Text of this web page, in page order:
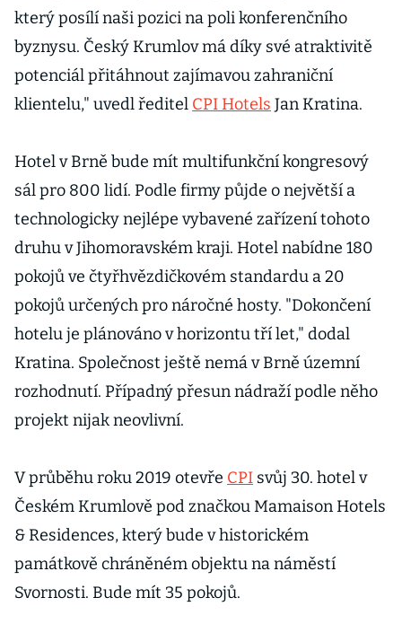
který posílí naši pozici na poli konferenčního
byznysu. Český Krumlov má díky své atraktivitě
potenciál přitáhnout zajímavou zahraniční
klientelu," uvedl ředitel CPI Hotels Jan Kratina.
Hotel v Brně bude mít multifunkční kongresový
sál pro 800 lidí. Podle firmy půjde o největší a
technologicky nejlépe vybavené zařízení tohoto
druhu v Jihomoravském kraji. Hotel nabídne 180
pokojů ve čtyřhvězdičkovém standardu a 20
pokojů určených pro náročné hosty. "Dokončení
hotelu je plánováno v horizontu tří let," dodal
Kratina. Společnost ještě nemá v Brně územní
rozhodnutí. Případný přesun nádraží podle něho
projekt nijak neovlivní.
V průběhu roku 2019 otevře CPI svůj 30. hotel v
Českém Krumlově pod značkou Mamaison Hotels
& Residences, který bude v historickém
památkově chráněném objektu na náměstí
Svornosti. Bude mít 35 pokojů.